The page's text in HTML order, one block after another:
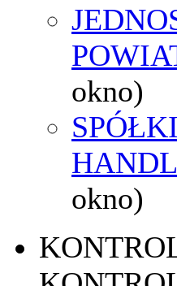
okno)
okno)